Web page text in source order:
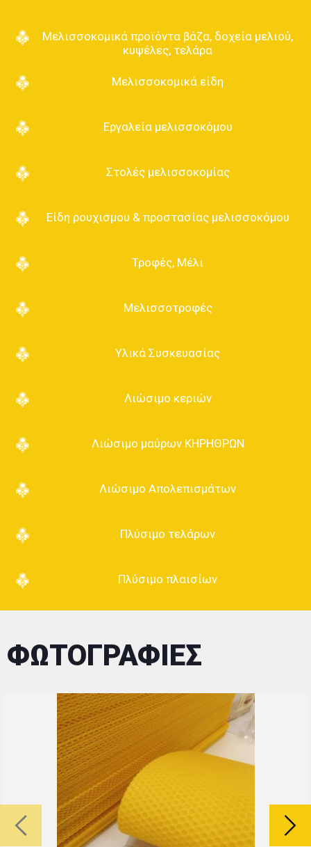
Μελισσοκομικά προϊόντα βάζα, δοχεία μελιού,
κυψέλες, τελάρα
Μελισσοκομικά είδη
Εργαλεία μελισσοκόμου
Στολές μελισσοκομίας
Είδη ρουχισμου & προστασίας μελισσοκόμου
Τροφές, Μέλι
Μελισσοτροφές
Υλικά Συσκευασίας
Λιώσιμο κεριών
Λιώσιμο μαύρων ΚΗΡΗΘΡΩΝ
Λιώσιμο Απολεπισμάτων
Πλύσιμο τελάρων
Πλύσιμο πλαισίων
ΦΩΤΟΓΡΑΦΙΕΣ